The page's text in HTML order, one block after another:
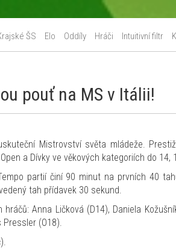
ŠS Elo Oddíly Hráči Intuitivní filtr
pouť na MS v Itálii!
Mistrovství světa mládeže.
a Dívky ve věkových kategoriích do 14,
partií činí 90 minut na prvních 40
tah přídavek 30 sekund.
Anna Ličková (D14), Daniela
Pressler (O18).